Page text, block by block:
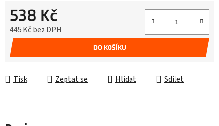
538 Kč
445 Kč bez DPH
Měrná cena:
DO KOŠÍKU
Tisk Zeptat se Hlídat Sdílet